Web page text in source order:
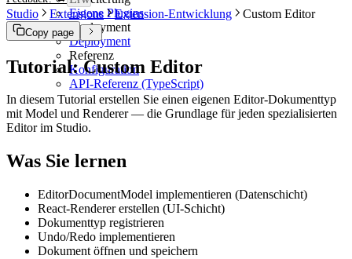
Eigene Plugins
Deployment
Deployment
Referenz
Konfiguration
API-Referenz (TypeScript)
Studio Extensions Extension-Entwicklung Custom Editor
Copy page
Tutorial: Custom Editor
In diesem Tutorial erstellen Sie einen eigenen Editor-Dokumenttyp
mit Model und Renderer — die Grundlage für jeden spezialisierten
Editor im Studio.
Was Sie lernen
EditorDocumentModel implementieren (Datenschicht)
React-Renderer erstellen (UI-Schicht)
Dokumenttyp registrieren
Undo/Redo implementieren
Dokument öffnen und speichern